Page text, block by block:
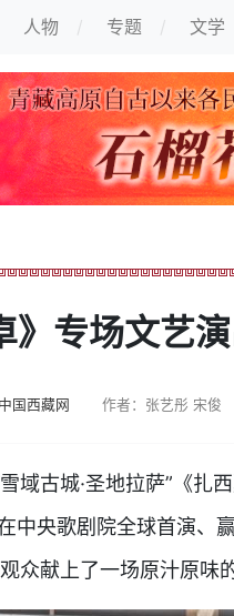
人物 专题 文学
》专场文艺
中国西藏网 作者：张艺彤 宋俊
古城·圣地拉萨”《扎西
中央歌剧院全球首演、
众献上了一场原汁原味